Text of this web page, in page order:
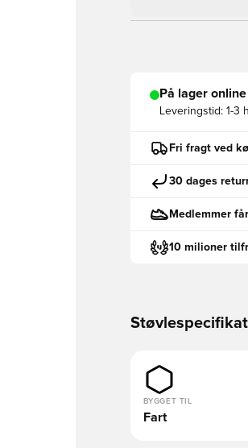
På lager online
Leveringstid: 1-3
Fri fragt ved
30 dages
Medlemmer
10 milioner
BYGGET TIL
Fart